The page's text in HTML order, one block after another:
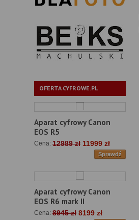
OFERTA CYFROWE.PL
Aparat cyfrowy Canon
EOS R5
Cena: 12989 zł 11999 zł
Sprawdź
Aparat cyfrowy Canon
EOS R6 mark II
Cena: 8945 zł 8199 zł